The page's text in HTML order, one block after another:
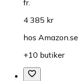
fr.
4 385 kr
hos Amazon.se
+10 butiker